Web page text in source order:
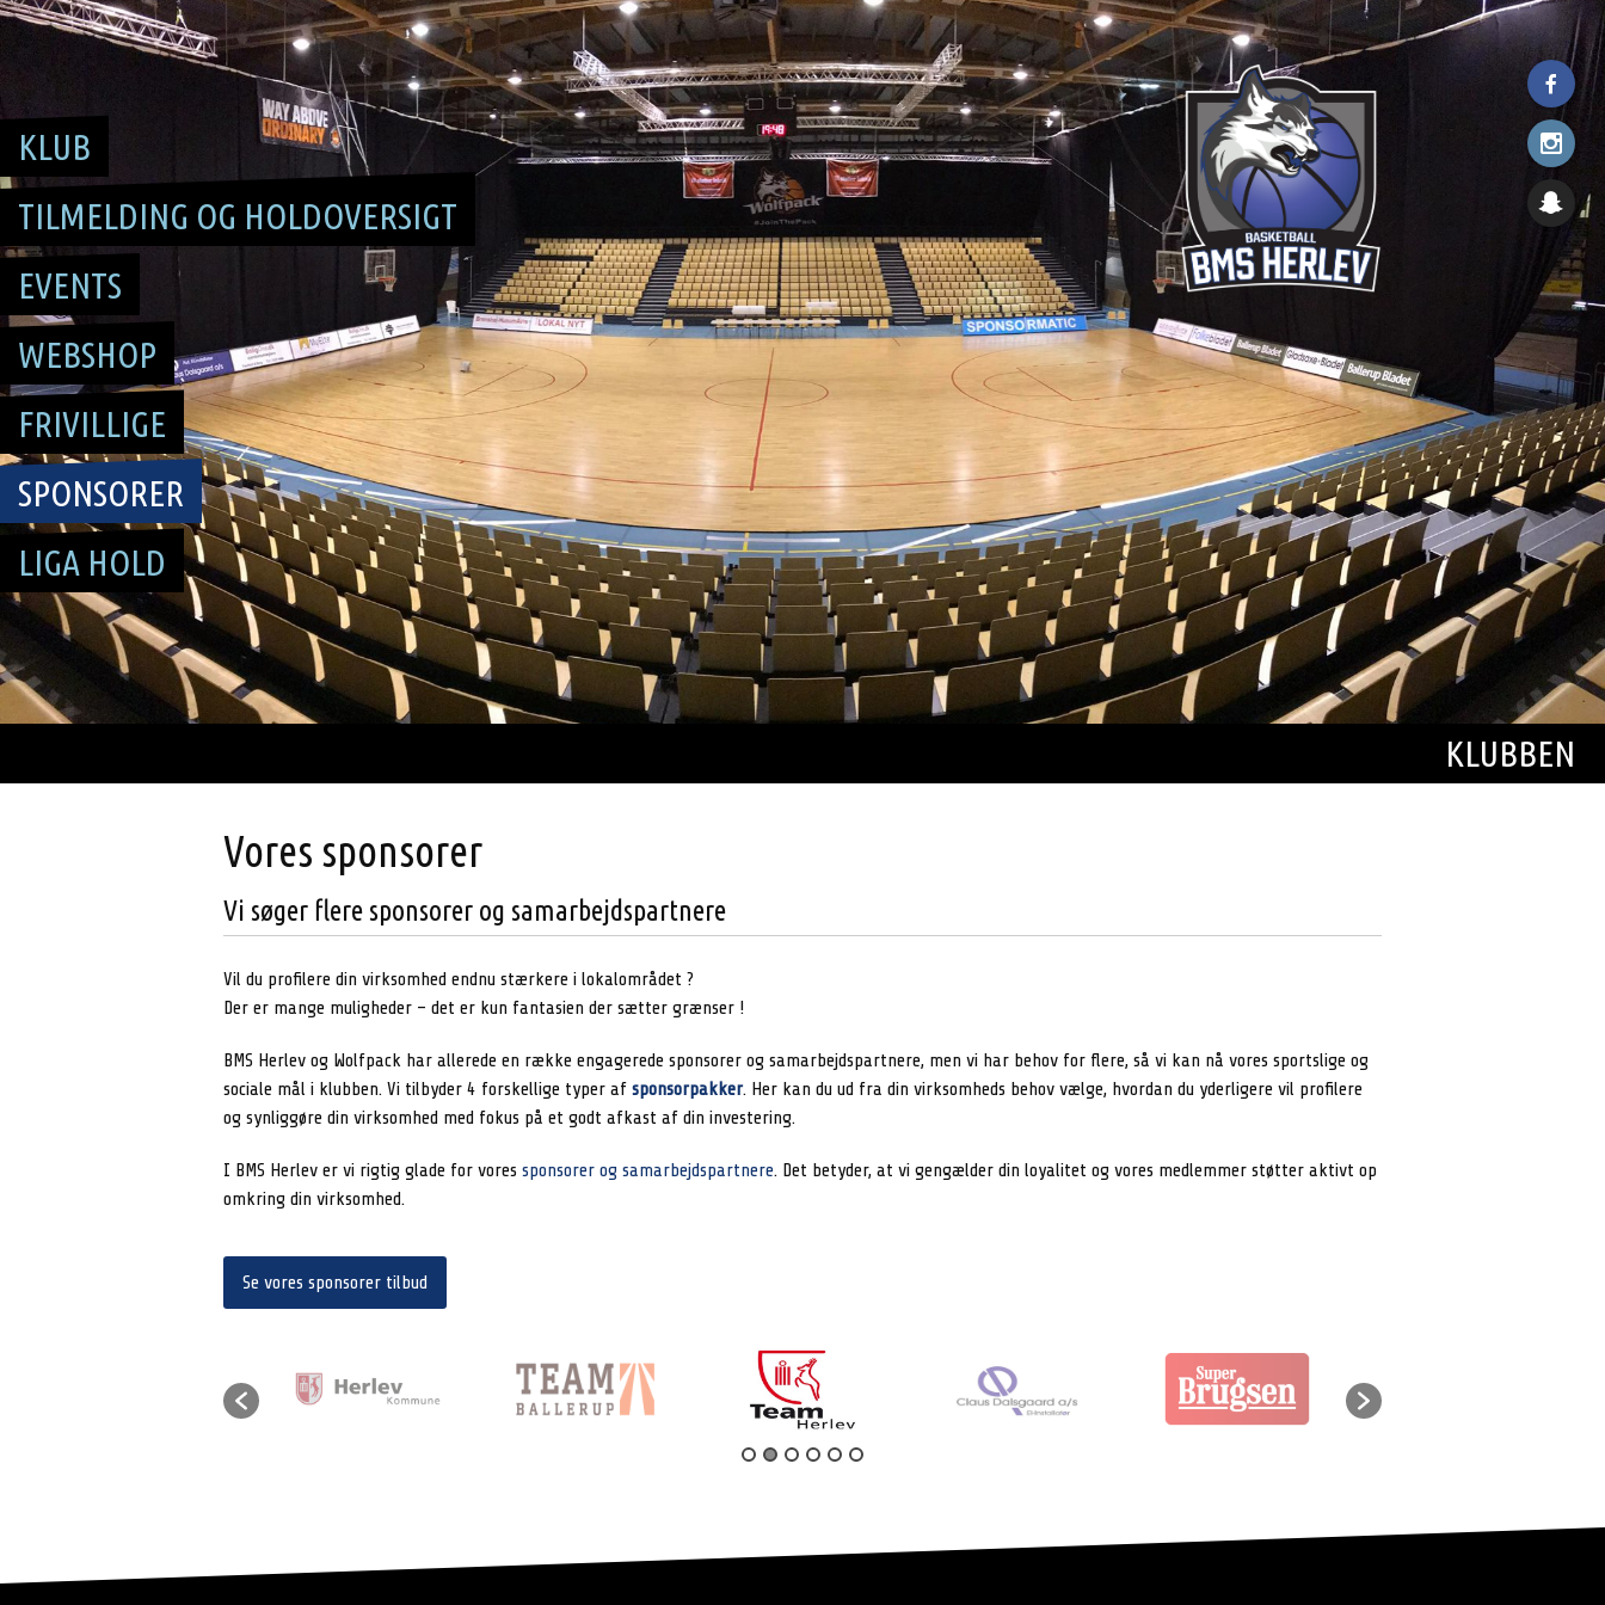
Skip
KLUBBEN
KLUB
TILMELDING OG HOLDOVERSIGT
EVENTS
WEBSHOP
FRIVILLIGE
SPONSORER
LIGA HOLD
Vores sponsorer
Vi søger flere sponsorer og samarbejdspartnere
Vil du profilere din virksomhed endnu stærkere i lokalområdet ?
Der er mange muligheder – det er kun fantasien der sætter grænser !
BMS Herlev og Wolfpack har allerede en række engagerede sponsorer og samarbejdspartnere, men vi har behov for flere, så vi kan nå vores sportslige og
sociale mål i klubben. Vi tilbyder 4 forskellige typer af sponsorpakker. Her kan du ud fra din virksomheds behov vælge, hvordan du yderligere vil profilere
og synliggøre din virksomhed med fokus på et godt afkast af din investering.
I BMS Herlev er vi rigtig glade for vores sponsorer og samarbejdspartnere. Det betyder, at vi gengælder din loyalitet og vores medlemmer støtter aktivt op
omkring din virksomhed.
Se vores sponsorer tilbud